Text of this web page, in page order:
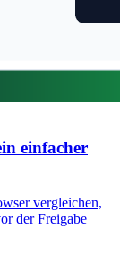
einfacher
vergleichen,
der Freigabe